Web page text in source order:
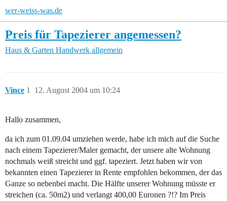
wer-weiss-was.de
Preis für Tapezierer angemessen?
Haus & Garten Handwerk allgemein
Vince 12. August 2004 um 10:24
1
Hallo zusammen,
da ich zum 01.09.04 umziehen werde, habe ich mich auf die Suche
nach einem Tapezierer/Maler gemacht, der unsere alte Wohnung
nochmals weiß streicht und ggf. tapeziert. Jetzt haben wir von
bekannten einen Tapezierer in Rente empfohlen bekommen, der das
Ganze so nebenbei macht. Die Hälfte unserer Wohnung müsste er
streichen (ca. 50m2) und verlangt 400,00 Euronen ?!? Im Preis